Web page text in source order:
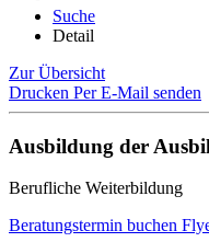
Suche
Detail
Zur Übersicht
Drucken Per E-Mail senden
Ausbildung der
Berufliche Weiterbildung
Beratungstermin buchen